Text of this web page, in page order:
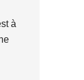
à